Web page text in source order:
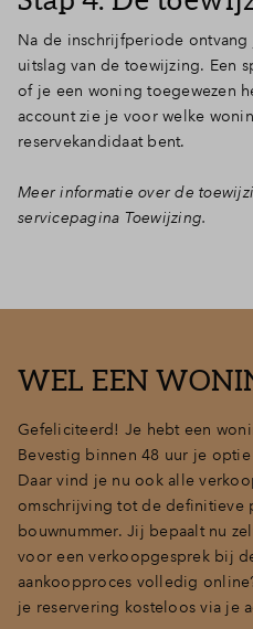
Na de inschrijfperiode ontvang
uitslag van de toewijzing. Een
of je een woning toegewezen
account zie je voor welke
reservekandidaat bent.
Meer informatie over de
servicepagina Toewijzing.
WEL EEN
Gefeliciteerd! Je hebt een
Bevestig binnen 48 uur je
Daar vind je nu ook alle
omschrijving tot de definitieve
bouwnummer. Jij bepaalt nu
voor een verkoopgesprek bij
aankoopproces volledig
je reservering kosteloos via je